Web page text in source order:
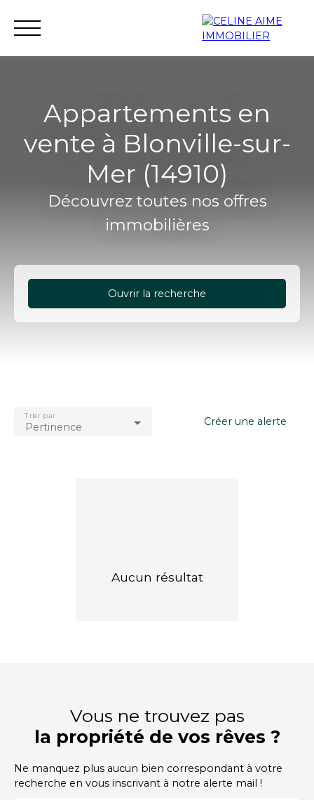
Accueil Immobilier neuf Investissement neuf
Appartements en
vente à Blonville-sur-
Mer (14910)
Découvrez toutes nos offres
immobilières
Ouvrir la recherche
Blonville-sur-Mer (14910)
Localisation
Pertinence
Trier par Créer une alerte
Aucun résultat
Vous ne trouvez pas
la propriété de vos rêves ?
Ne manquez plus aucun bien correspondant à votre
recherche en vous inscrivant à notre alerte mail !